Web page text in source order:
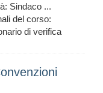
Sindaco ...
del corso:
di verifica